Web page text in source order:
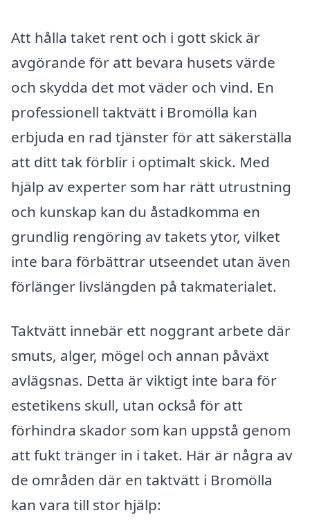
Att hålla taket rent och i gott skick är
avgörande för att bevara husets värde
och skydda det mot väder och vind. En
professionell taktvätt i Bromölla kan
erbjuda en rad tjänster för att säkerställa
att ditt tak förblir i optimalt skick. Med
hjälp av experter som har rätt utrustning
och kunskap kan du åstadkomma en
grundlig rengöring av takets ytor, vilket
inte bara förbättrar utseendet utan även
förlänger livslängden på takmaterialet.
Taktvätt innebär ett noggrant arbete där
smuts, alger, mögel och annan påväxt
avlägsnas. Detta är viktigt inte bara för
estetikens skull, utan också för att
förhindra skador som kan uppstå genom
att fukt tränger in i taket. Här är några av
de områden där en taktvätt i Bromölla
kan vara till stor hjälp: